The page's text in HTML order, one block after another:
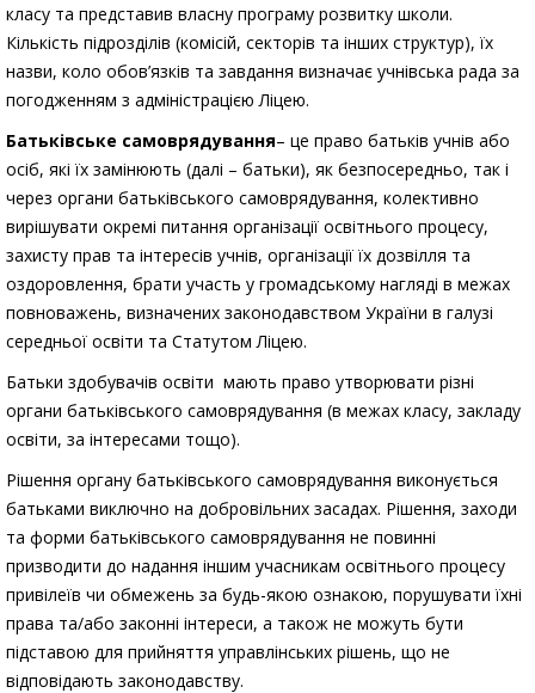
класу та представив власну програму розвитку школи.
Кількість підрозділів (комісій, секторів та інших структур), їх
назви, коло обов’язків та завдання визначає учнівська рада за
погодженням з адміністрацією Ліцею.
Батьківське самоврядування– це право батьків учнів або
осіб, які їх замінюють (далі – батьки), як безпосередньо, так і
через органи батьківського самоврядування, колективно
вирішувати окремі питання організації освітнього процесу,
захисту прав та інтересів учнів, організації їх дозвілля та
оздоровлення, брати участь у громадському нагляді в межах
повноважень, визначених законодавством України в галузі
середньої освіти та Статутом Ліцею.
Батьки здобувачів освіти мають право утворювати різні
органи батьківського самоврядування (в межах класу, закладу
освіти, за інтересами тощо).
Рішення органу батьківського самоврядування виконується
батьками виключно на добровільних засадах. Рішення, заходи
та форми батьківського самоврядування не повинні
призводити до надання іншим учасникам освітнього процесу
привілеїв чи обмежень за будь-якою ознакою, порушувати їхні
права та/або законні інтереси, а також не можуть бути
підставою для прийняття управлінських рішень, що не
відповідають законодавству.